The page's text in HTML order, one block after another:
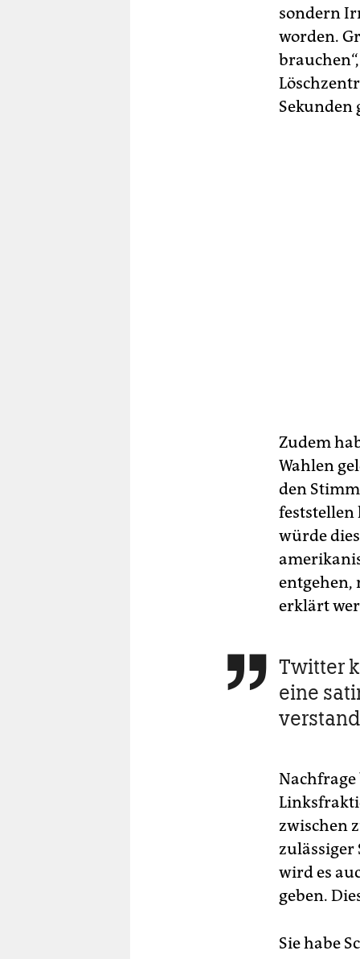
sondern
worden.
Sekunden
Zudem
Wahlen
den
feststellen
würde
entgehen,
erklärt
 Twitter
eine
zwischen
wird es
geben.
Sie habe